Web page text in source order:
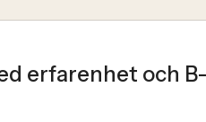
erfarenhet och